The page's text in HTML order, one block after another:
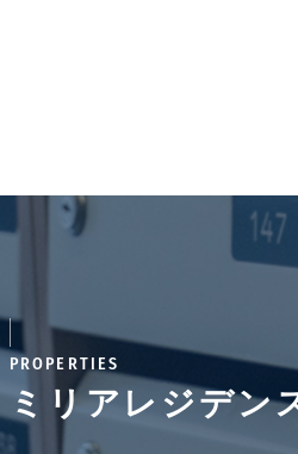
PROPERTIES
ミリアレジデン